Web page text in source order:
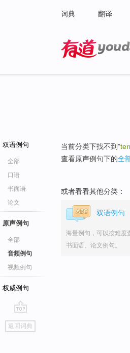
词典 翻译
双语例句
全部
口语
书面语
论文
原声例句
全部
音频例句
视频例句
权威例句
go
top
返回词典
当前分类下找不到"
查看原声例句下的全
或者看看其他分类：
双语例句
海量例句，可以按难度
书面语、论文例句。